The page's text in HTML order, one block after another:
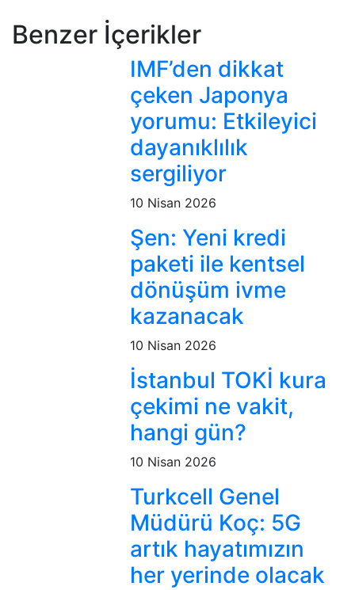
Benzer İçerikler
IMF’den dikkat
çeken Japonya
yorumu: Etkileyici
dayanıklılık
sergiliyor
10 Nisan 2026
Şen: Yeni kredi
paketi ile kentsel
dönüşüm ivme
kazanacak
10 Nisan 2026
İstanbul TOKİ kura
çekimi ne vakit,
hangi gün?
10 Nisan 2026
Turkcell Genel
Müdürü Koç: 5G
artık hayatımızın
her yerinde olacak